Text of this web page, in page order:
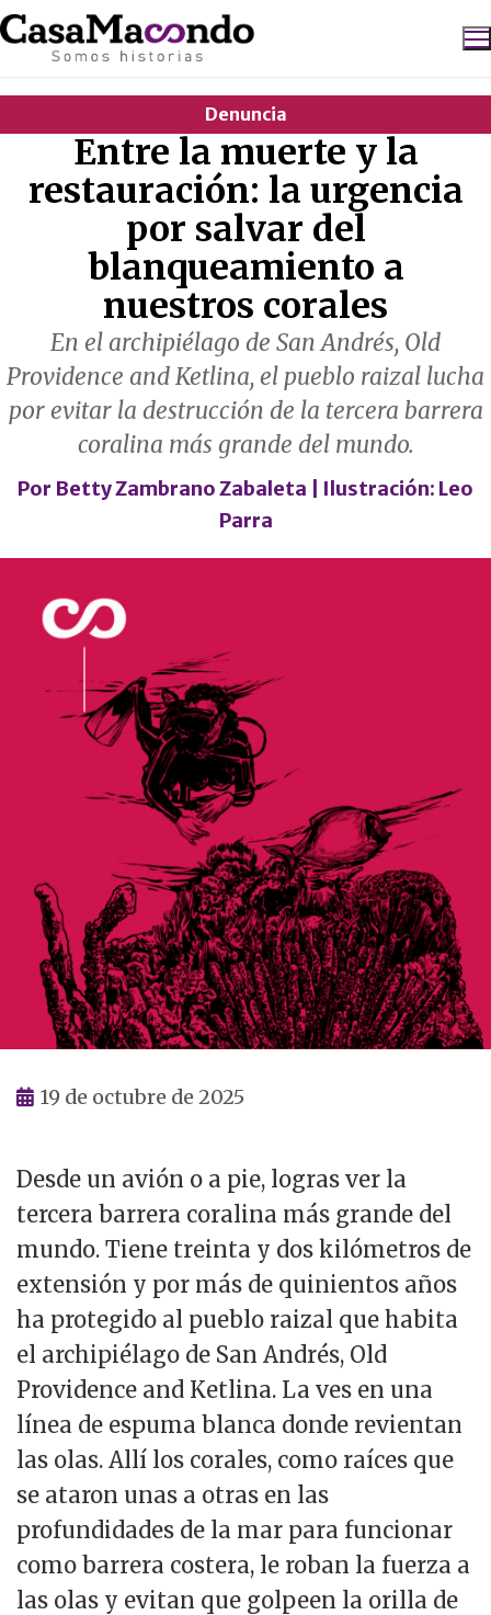
Ir
al
contenido
Buscar:
Denuncia
Entre la muerte y la
restauración: la urgencia
por salvar del
blanqueamiento a
nuestros corales
En el archipiélago de San Andrés, Old
Providence and Ketlina, el pueblo raizal lucha
por evitar la destrucción de la tercera barrera
coralina más grande del mundo.
Por Betty Zambrano Zabaleta | Ilustración: Leo
Parra
19 de octubre de 2025
Desde un avión o a pie, logras ver la
tercera barrera coralina más grande del
mundo. Tiene treinta y dos kilómetros de
extensión y por más de quinientos años
ha protegido al pueblo raizal que habita
el archipiélago de San Andrés, Old
Providence and Ketlina. La ves en una
línea de espuma blanca donde revientan
las olas. Allí los corales, como raíces que
se ataron unas a otras en las
profundidades de la mar para funcionar
como barrera costera, le roban la fuerza a
las olas y evitan que golpeen la orilla de